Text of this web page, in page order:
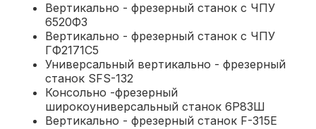
Вертикально - фрезерный станок с ЧПУ
6520Ф3
Вертикально - фрезерный станок с ЧПУ
ГФ2171С5
Универсальный вертикально - фрезерный
станок SFS-132
Консольно -фрезерный
широкоуниверсальный станок 6Р83Ш
Вертикально - фрезерный станок F-315E